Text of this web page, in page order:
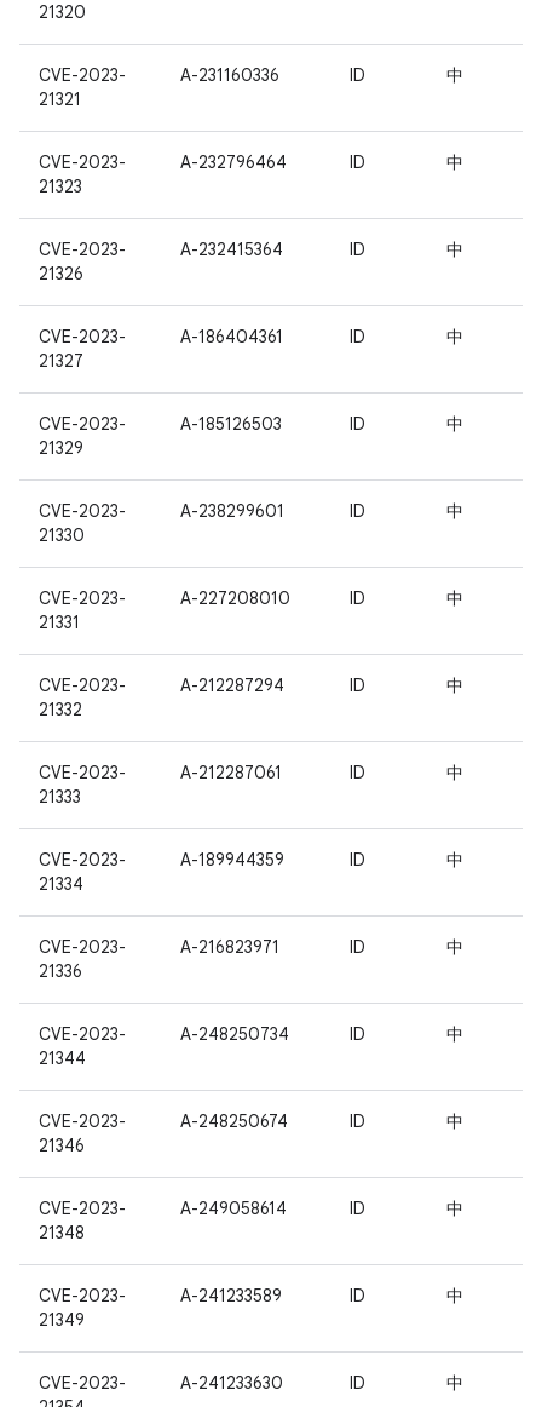
21320
CVE-2023-
21321
A-231160336 ID 中
CVE-2023-
21323
A-232796464 ID 中
CVE-2023-
21326
A-232415364 ID 中
CVE-2023-
21327
A-186404361 ID 中
CVE-2023-
21329
A-185126503 ID 中
CVE-2023-
21330
A-238299601 ID 中
CVE-2023-
21331
A-227208010 ID 中
CVE-2023-
21332
A-212287294 ID 中
CVE-2023-
21333
A-212287061 ID 中
CVE-2023-
21334
A-189944359 ID 中
CVE-2023-
21336
A-216823971 ID 中
CVE-2023-
21344
A-248250734 ID 中
CVE-2023-
21346
A-248250674 ID 中
CVE-2023-
21348
A-249058614 ID 中
CVE-2023-
21349
A-241233589 ID 中
CVE-2023-
A-241233630 ID 中